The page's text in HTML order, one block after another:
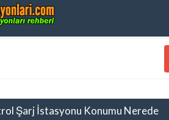
Şarj İstasyonu Konumu Nerede